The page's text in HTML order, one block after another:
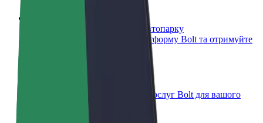
Зареєструватися як власник автопарку
Додайте Ваш автопарк на платформу Bolt та отримуйте
Масштабування продуктів та послуг Bolt для вашого